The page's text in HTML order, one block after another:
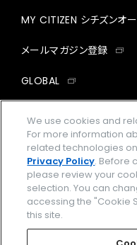
MY CITIZEN シチズンオ
メールマガジン登録
GLOBAL
企業情
プライバシーポ
We use cookies and
For more information
related technologies
Privacy Policy. Before
please review your
selection. You can
accessing the "Cookie
this site.